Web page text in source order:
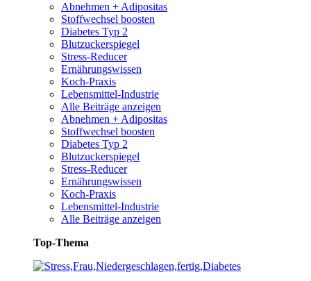
Abnehmen + Adipositas
Stoffwechsel boosten
Diabetes Typ 2
Blutzuckerspiegel
Stress-Reducer
Ernährungswissen
Koch-Praxis
Lebensmittel-Industrie
Alle Beiträge anzeigen
Abnehmen + Adipositas
Stoffwechsel boosten
Diabetes Typ 2
Blutzuckerspiegel
Stress-Reducer
Ernährungswissen
Koch-Praxis
Lebensmittel-Industrie
Alle Beiträge anzeigen
Top-Thema